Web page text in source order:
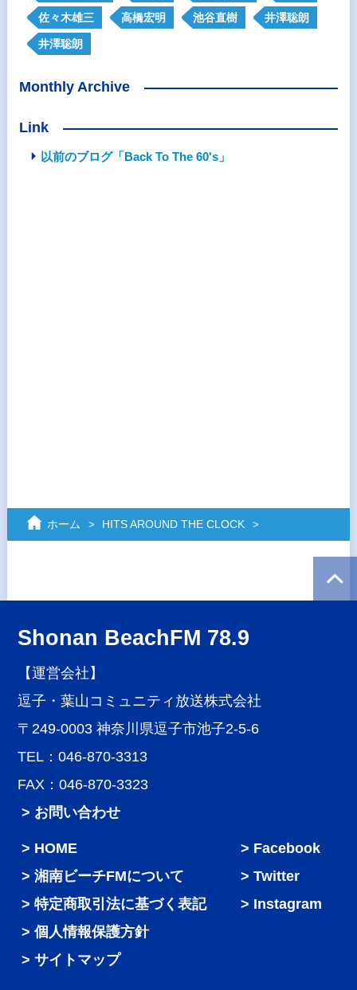
佐々木雄三 高橋宏明 池谷直樹 井澤聡朗
井澤聡朗
Monthly Archive
Link
以前のブログ「Back To The 60's」
ホーム HITS AROUND THE CLOCK
Shonan BeachFM 78.9
【運営会社】
逗子・葉山コミュニティ放送株式会社
〒249-0003 神奈川県逗子市池子2-5-6
TEL：046-870-3313
FAX：046-870-3323
> お問い合わせ
HOME
湘南ビーチFMについて
特定商取引法に基づく表記
個人情報保護方針
サイトマップ
Facebook
Twitter
Instagram